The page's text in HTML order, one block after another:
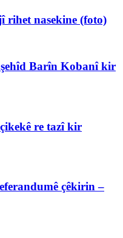
nasekine (foto)
Barîn Kobanî kir
re tazî kir
çêkirin –